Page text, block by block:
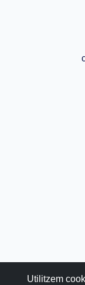
Utilitzem